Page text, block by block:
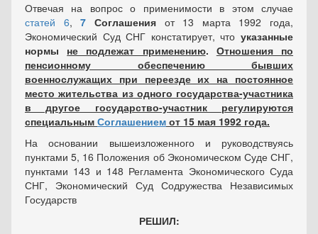
Отвечая на вопрос о применимости в этом случае
статей 6,7 Соглашенияот 13 марта 1992 года,
Экономический Суд СНГ констатирует, что указанные
нормы не подлежат применению. Отношения по
пенсионному обеспечению бывших
военнослужащих при переезде их на постоянное
место жительства из одного государства-участника
в другое государство-участник регулируются
специальным Соглашением от 15 мая 1992 года.
На основании вышеизложенного и руководствуясь
пунктами 5, 16 Положения об Экономическом Суде СНГ,
пунктами 143 и 148 Регламента Экономического Суда
СНГ, Экономический Суд Содружества Независимых
Государств
РЕШИЛ: